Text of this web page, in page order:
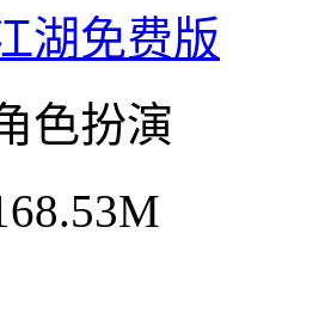
湖免费版
色扮演